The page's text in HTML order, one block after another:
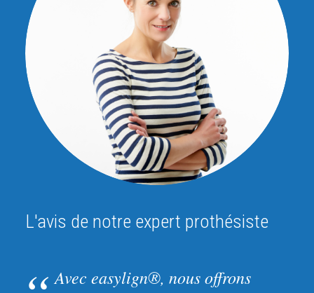
L'avis de notre expert prothésiste
Avec easylign®, nous offrons